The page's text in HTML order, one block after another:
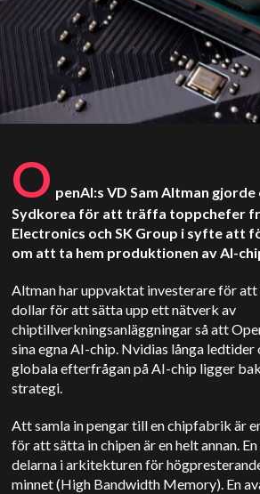
O penAI:s VD Sam Altman
Sydkorea för att träffa toppchefer
Electronics och SK Group i syfte att
om att ta hem produktionen av AI-
Altman har uppvaktat investerare för att
dollar för att sätta upp ett nätverk av
chiptillverkningsanläggningar så att
sina egna AI-chip. Nvidias långa ledtider
globala efterfrågan på AI-chip ligger
strategi.
Att samla in pengar till en chipfabrik är
för att sätta in chipen är en helt annan.
delarna i arkitekturen för
minnet (High Bandwidth Memory). En